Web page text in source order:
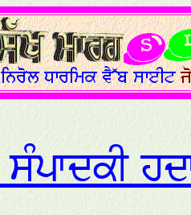
ਸੰਪਾਦਕੀ